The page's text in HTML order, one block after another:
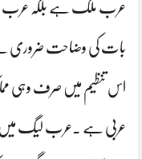
عرب ملک ہے بلکہ عرب
بات کی وضاحت ضروری
اس تنظیم میں صرف وہی
عربی ہے ۔عرب لیگ میں